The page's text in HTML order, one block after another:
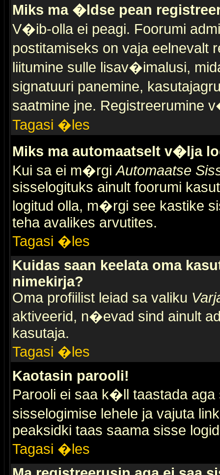
Miks ma �ldse pean
V�ib-olla ei peagi. Foorumi
postitamiseks on vaja eelnevalt
liitumine sulle lisav�imalusi,
signatuuri panemine,
saatmine jne. Registreerumine
Tagasi �les
Miks ma automaatselt v�lja
Kui sa ei m�rgiAutomaatse
sisselogituks ainult foorumi
logitud olla, m�rgi see kastike
teha avalikes arvutites.
Tagasi �les
Kuidas saan keelata oma
nimekirja?
Oma profiilist leiad sa valiku
aktiveerid, n�evad sind ainult
kasutaja.
Tagasi �les
Kaotasin parooli!
Parooli ei saa k�ll taastada aga
sisselogimise lehele ja vajuta
peaksidki taas saama sisse
Tagasi �les